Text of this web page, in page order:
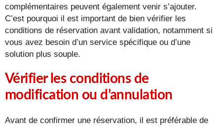
complémentaires peuvent également venir s’ajouter.
C’est pourquoi il est important de bien vérifier les
conditions de réservation avant validation, notamment si
vous avez besoin d’un service spécifique ou d’une
solution plus souple.
Vérifier les conditions de
modification ou d’annulation
Avant de confirmer une réservation, il est préférable de